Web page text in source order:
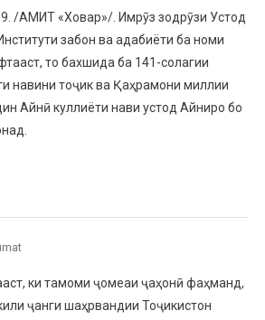
/АМИТ «Ховар»/. Имрӯз зодрӯзи Устод
забон ва адабиёти ба номи
то бахшида ба 141-солагии
навини тоҷик ва Қаҳрамони миллии
Айнӣ куллиёти нави устод Айниро бо
ки тамоми ҷомеаи ҷаҳонӣ фаҳманд,
ҷанги шаҳрвандии Тоҷикистон